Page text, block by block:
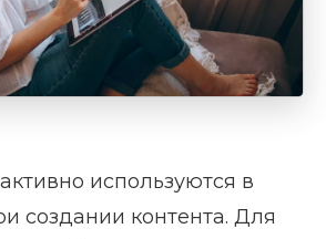
используются в
создании контента. Для